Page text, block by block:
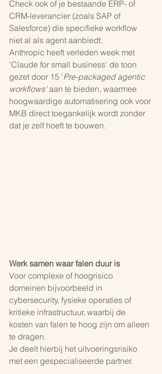
Check ook of je bestaande ERP- of
CRM-leverancier (zoals SAP of
Salesforce) die specifieke workflow
niet al als agent aanbiedt.
Anthropic heeft verleden week met
'Claude for small business' de toon
gezet door 15 'Pre-packaged agentic
workflows' aan te bieden, waarmee
hoogwaardige automatisering ook voor
MKB direct toegankelijk wordt zonder
dat je zelf hoeft te bouwen.
Werk samen waar falen duur is
Voor complexe of hoogrisico
domeinen bijvoorbeeld in
cybersecurity, fysieke operaties of
kritieke infrastructuur, waarbij de
kosten van falen te hoog zijn om alleen
te dragen.
Je deelt hierbij het uitvoeringsrisiko
met een gespecialiseerde partner.